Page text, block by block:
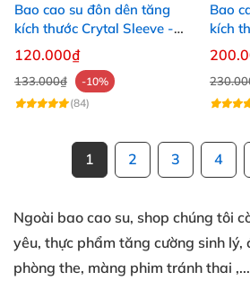
Bao cao su đôn dên tăng
kích thước Crytal Sleeve -
Gai mềm
120.000₫
133.000₫
-10%
(84)
Bao
kích
1 2 3 4
Ngoài bao cao su, shop chúng tôi
yêu, thực phẩm tăng cường sinh lý,
phòng the, màng phim tránh thai ,...